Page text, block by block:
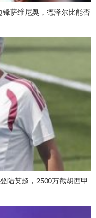
萨维尼奥，德泽尔比能否
陆英超，2500万截胡西甲